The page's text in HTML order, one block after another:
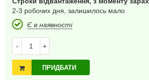
2-3 робочих дня, залишилось мало
Є в наявності
- +
ПРИДБАТИ